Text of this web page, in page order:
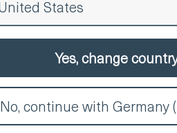
Yes, change
No, continue with Germany